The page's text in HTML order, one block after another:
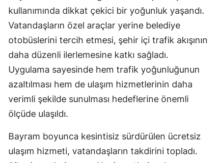
kullanımında dikkat çekici bir yoğunluk yaşandı.
Vatandaşların özel araçlar yerine belediye
otobüslerini tercih etmesi, şehir içi trafik akışının
daha düzenli ilerlemesine katkı sağladı.
Uygulama sayesinde hem trafik yoğunluğunun
azaltılması hem de ulaşım hizmetlerinin daha
verimli şekilde sunulması hedeflerine önemli
ölçüde ulaşıldı.
Bayram boyunca kesintisiz sürdürülen ücretsiz
ulaşım hizmeti, vatandaşların takdirini topladı.